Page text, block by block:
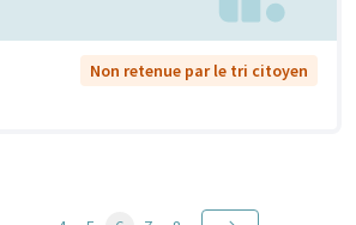
Non retenue par le tri citoyen